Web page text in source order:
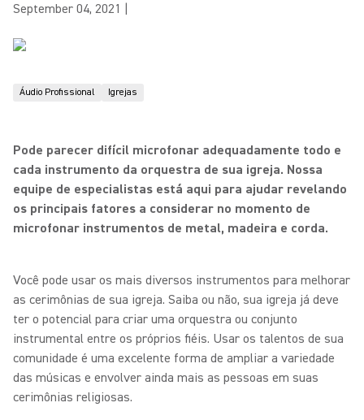
September 04, 2021
Áudio Profissional Igrejas
Pode parecer difícil microfonar adequadamente todo e
cada instrumento da orquestra de sua igreja. Nossa
equipe de especialistas está aqui para ajudar revelando
os principais fatores a considerar no momento de
microfonar instrumentos de metal, madeira e corda.
Você pode usar os mais diversos instrumentos para melhorar
as cerimônias de sua igreja. Saiba ou não, sua igreja já deve
ter o potencial para criar uma orquestra ou conjunto
instrumental entre os próprios fiéis. Usar os talentos de sua
comunidade é uma excelente forma de ampliar a variedade
das músicas e envolver ainda mais as pessoas em suas
cerimônias religiosas.